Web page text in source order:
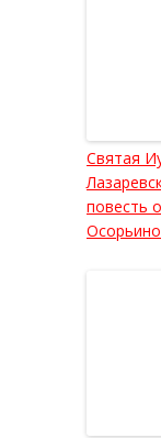
Святая
повесть